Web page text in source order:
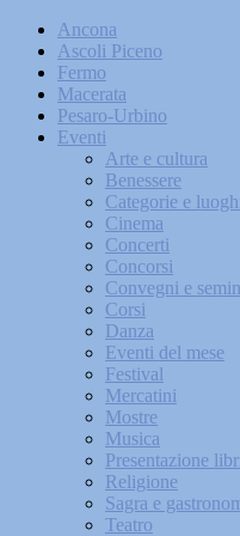
Ancona
Ascoli Piceno
Fermo
Macerata
Pesaro-Urbino
Eventi
Arte e cultura
Benessere
Categorie e
Cinema
Concerti
Concorsi
Convegni e
Corsi
Danza
Eventi del mese
Festival
Mercatini
Mostre
Musica
Presentazione
Religione
Sagra e
Teatro